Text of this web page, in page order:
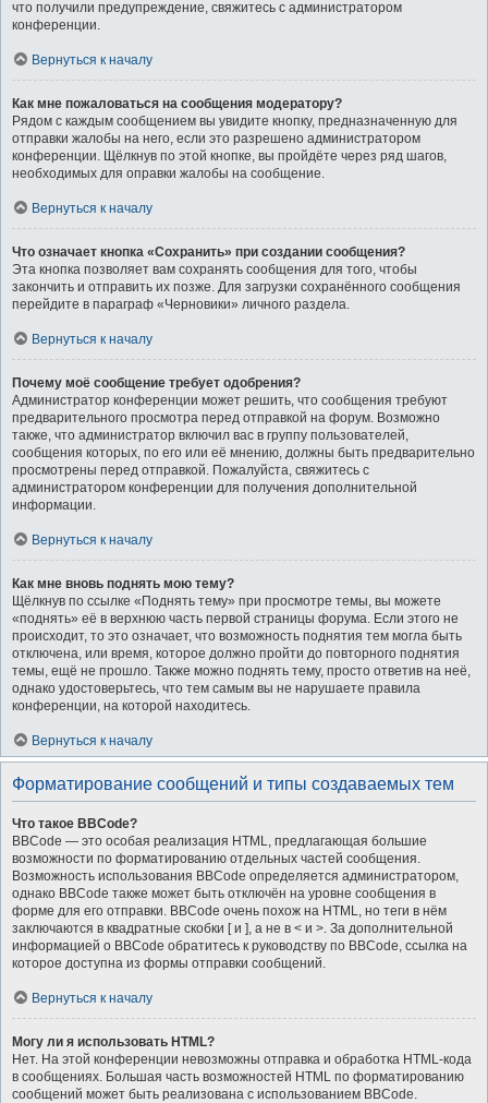
что получили предупреждение, свяжитесь с администратором
конференции.
Вернуться к началу
Как мне пожаловаться на сообщения модератору?
Рядом с каждым сообщением вы увидите кнопку, предназначенную для
отправки жалобы на него, если это разрешено администратором
конференции. Щёлкнув по этой кнопке, вы пройдёте через ряд шагов,
необходимых для оправки жалобы на сообщение.
Вернуться к началу
Что означает кнопка «Сохранить» при создании сообщения?
Эта кнопка позволяет вам сохранять сообщения для того, чтобы
закончить и отправить их позже. Для загрузки сохранённого сообщения
перейдите в параграф «Черновики» личного раздела.
Вернуться к началу
Почему моё сообщение требует одобрения?
Администратор конференции может решить, что сообщения требуют
предварительного просмотра перед отправкой на форум. Возможно
также, что администратор включил вас в группу пользователей,
сообщения которых, по его или её мнению, должны быть предварительно
просмотрены перед отправкой. Пожалуйста, свяжитесь с
администратором конференции для получения дополнительной
информации.
Вернуться к началу
Как мне вновь поднять мою тему?
Щёлкнув по ссылке «Поднять тему» при просмотре темы, вы можете
«поднять» её в верхнюю часть первой страницы форума. Если этого не
происходит, то это означает, что возможность поднятия тем могла быть
отключена, или время, которое должно пройти до повторного поднятия
темы, ещё не прошло. Также можно поднять тему, просто ответив на неё,
однако удостоверьтесь, что тем самым вы не нарушаете правила
конференции, на которой находитесь.
Вернуться к началу
Форматирование сообщений и типы создаваемых тем
Что такое BBCode?
BBCode — это особая реализация HTML, предлагающая большие
возможности по форматированию отдельных частей сообщения.
Возможность использования BBCode определяется администратором,
однако BBCode также может быть отключён на уровне сообщения в
форме для его отправки. BBCode очень похож на HTML, но теги в нём
заключаются в квадратные скобки [ и ], а не в < и >. За дополнительной
информацией о BBCode обратитесь к руководству по BBCode, ссылка на
которое доступна из формы отправки сообщений.
Вернуться к началу
Могу ли я использовать HTML?
Нет. На этой конференции невозможны отправка и обработка HTML-кода
в сообщениях. Большая часть возможностей HTML по форматированию
сообщений может быть реализована с использованием BBCode.